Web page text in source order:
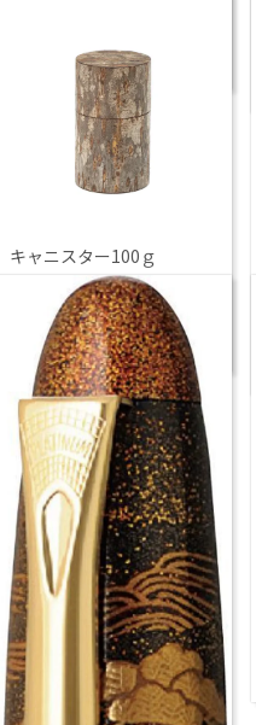
伝統工芸 樺細工
キャニスター100ｇ
￥16,500
伝統工芸 樺細工